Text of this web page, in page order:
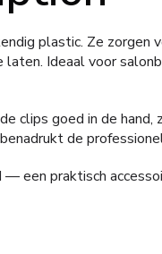
plastic. Ze zorgen
Ideaal voor
clips goed in de
de
een praktisch